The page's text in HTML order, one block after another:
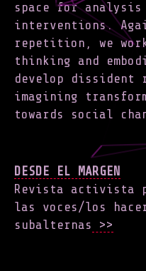
space for
interventions.
repetition, we
thinking and
develop dissident
imagining
towards social
DESDE EL MARGEN
Revista activista
las voces/los
subalternas >>